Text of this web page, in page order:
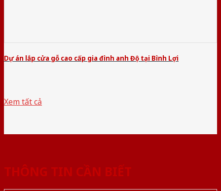
Dự án lắp cửa gỗ cao cấp gia đình anh Độ tại Bình Lợi
Xem tất cả
THÔNG TIN CẦN BIẾT